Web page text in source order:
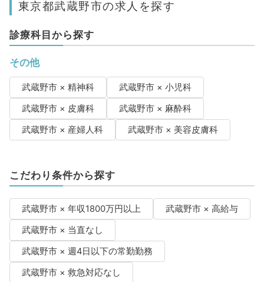
東京都武蔵野市の求人を探す
診療科目から探す
その他
武蔵野市 × 精神科
武蔵野市 × 小児科
武蔵野市 × 皮膚科
武蔵野市 × 麻酔科
武蔵野市 × 産婦人科
武蔵野市 × 美容皮膚科
こだわり条件から探す
武蔵野市 × 年収1800万円以上
武蔵野市 × 高給与
武蔵野市 × 当直なし
武蔵野市 × 週4日以下の常勤勤務
武蔵野市 × 救急対応なし